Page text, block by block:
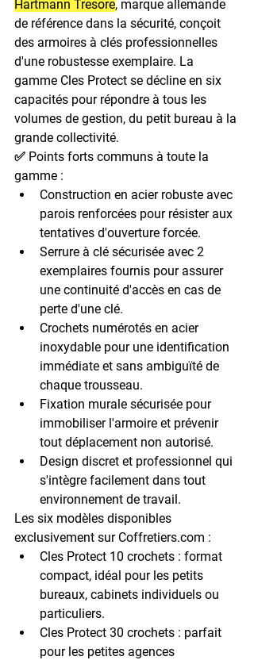
Hartmann Tresore, marque allemande
de référence dans la sécurité, conçoit
des armoires à clés professionnelles
d'une robustesse exemplaire. La
gamme Cles Protect se décline en six
capacités pour répondre à tous les
volumes de gestion, du petit bureau à la
grande collectivité.
✅ Points forts communs à toute la
gamme :
Construction en acier robuste avec
parois renforcées pour résister aux
tentatives d'ouverture forcée.
Serrure à clé sécurisée avec 2
exemplaires fournis pour assurer
une continuité d'accès en cas de
perte d'une clé.
Crochets numérotés en acier
inoxydable pour une identification
immédiate et sans ambiguïté de
chaque trousseau.
Fixation murale sécurisée pour
immobiliser l'armoire et prévenir
tout déplacement non autorisé.
Design discret et professionnel qui
s'intègre facilement dans tout
environnement de travail.
Les six modèles disponibles
exclusivement sur Coffretiers.com :
Cles Protect 10 crochets : format
compact, idéal pour les petits
bureaux, cabinets individuels ou
particuliers.
Cles Protect 30 crochets : parfait
pour les petites agences